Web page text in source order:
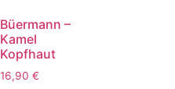
Büermann –
Kamel
Kopfhaut
16,90 €